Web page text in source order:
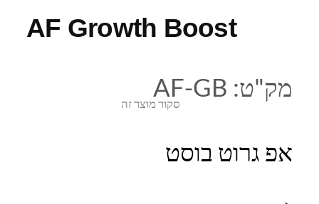
AF Growth Boost
סקור מוצר זה
מק"ט: AF-GB
אפ גרוט בוסט